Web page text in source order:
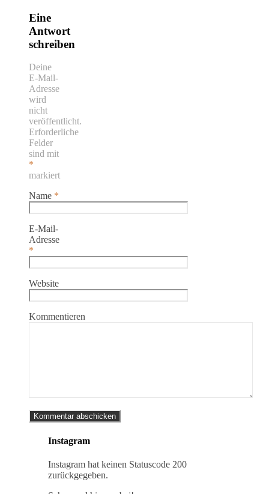
Eine
Antwort
schreiben
Deine
E-Mail-
Adresse
wird
nicht
veröffentlicht.
Erforderliche
Felder
sind mit
*
markiert
Name *
E-Mail-
Adresse
*
Website
Kommentieren
Instagram
Instagram hat keinen Statuscode 200
zurückgegeben.